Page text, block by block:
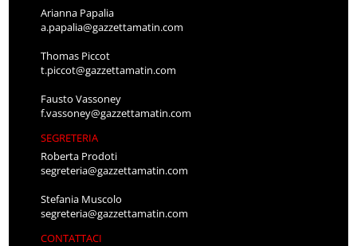
Arianna Papalia
a.papalia@gazzettamatin.com
Thomas Piccot
t.piccot@gazzettamatin.com
Fausto Vassoney
f.vassoney@gazzettamatin.com
SEGRETERIA
Roberta Prodoti
segreteria@gazzettamatin.com
Stefania Muscolo
segreteria@gazzettamatin.com
CONTATTACI